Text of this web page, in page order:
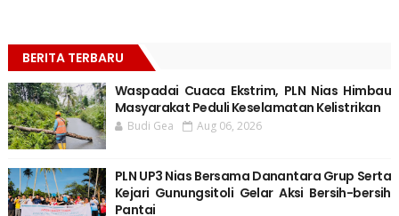
BERITA TERBARU
Waspadai Cuaca Ekstrim, PLN Nias Himbau
Masyarakat Peduli Keselamatan Kelistrikan
Budi Gea Aug 06, 2026
PLN UP3 Nias Bersama Danantara Grup Serta
Kejari Gunungsitoli Gelar Aksi Bersih-bersih
Pantai